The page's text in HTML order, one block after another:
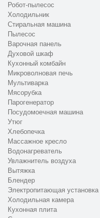
Робот-пылесос
Холодильник
Стиральная машина
Пылесос
Варочная панель
Духовой шкаф
Кухонный комбайн
Микроволновая печь
Мультиварка
Мясорубка
Парогенератор
Посудомоечная машина
Утюг
Хлебопечка
Массажное кресло
Водонагреватель
Увлажнитель воздуха
Вытяжка
Блендер
Электропитающая установка
Холодильная камера
Кухонная плита